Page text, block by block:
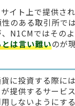
イト上で提供さ
のある取引所で
、N1CMではその
は言い難いのが
に投資する際に
提供するサービ
しないようにす